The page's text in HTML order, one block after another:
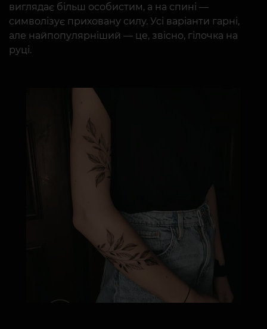
виглядає більш особистим, а на спині —
символізує приховану силу. Усі варіанти гарні,
але найпопулярніший — це, звісно, гілочка на
руці.